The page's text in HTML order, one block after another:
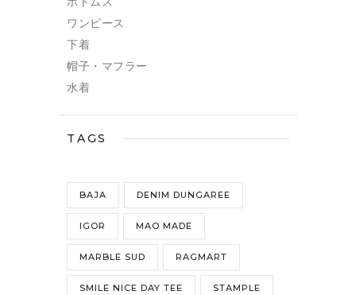
ワンピース
下着
帽子・マフラー
水着
TAGS
BAJA DENIM DUNGAREE
IGOR MAO MADE
MARBLE SUD RAGMART
SMILE NICE DAY TEE STAMPLE